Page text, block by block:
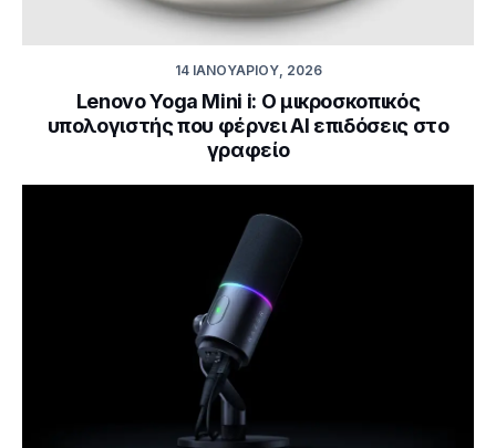
14 ΙΑΝΟΥΑΡΊΟΥ, 2026
Lenovo Yoga Mini i: Ο μικροσκοπικός
υπολογιστής που φέρνει AI επιδόσεις στο
γραφείο